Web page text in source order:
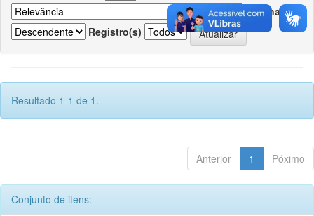
Ordenar
Registro(s)
Resultado 1-1 de 1.
Anterior 1 Póximo
Conjunto de itens: